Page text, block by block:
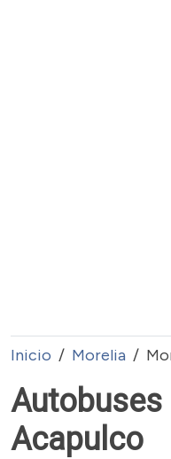
Inicio Morelia
Acapulco